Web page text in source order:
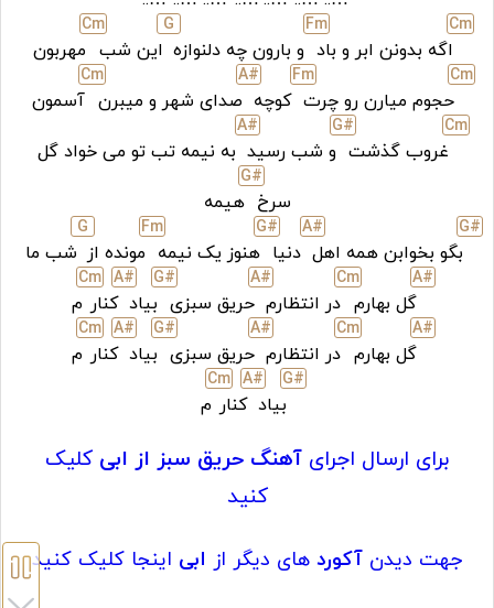
Cm
اگه بدونن ابر و باد
Fm
و بارون چه دلنوازه
G
این شب
Cm
مهربون
Cm
حجوم میارن رو چرت
Fm
کوچه
A#
صدای شهر و میبرن
Cm
آسمون
Cm
غروب گذشت
G#
و شب رسید
A#
به نیمه تب تو می خواد گل
سرخ
G#
هیمه
G#
بگو بخوابن همه اهل
A#
دنیا
G#
هنوز یک نیمه
Fm
مونده از
G
شب ما
A#
گل بهارم
Cm
در انتظارم
A#
حریق سبزی
G#
بیاد
A#
کنار
Cm
م
A#
گل بهارم
Cm
در انتظارم
A#
حریق سبزی
G#
بیاد
A#
کنار
Cm
م
G#
بیاد
A#
کنار
Cm
م
برای ارسال اجرای آهنگ حریق سبز از ابی کلیک
کنید
جهت دیدن آکورد های دیگر از ابی اینجا کلیک کنید